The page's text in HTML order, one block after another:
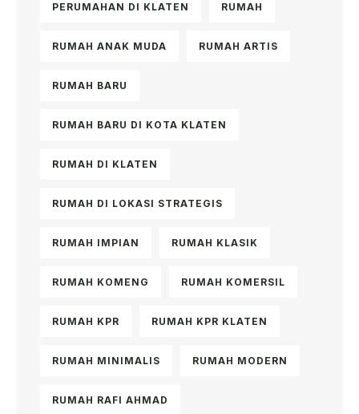
PERUMAHAN DI KLATEN RUMAH
RUMAH ANAK MUDA RUMAH ARTIS
RUMAH BARU
RUMAH BARU DI KOTA KLATEN
RUMAH DI KLATEN
RUMAH DI LOKASI STRATEGIS
RUMAH IMPIAN RUMAH KLASIK
RUMAH KOMENG RUMAH KOMERSIL
RUMAH KPR RUMAH KPR KLATEN
RUMAH MINIMALIS RUMAH MODERN
RUMAH RAFI AHMAD